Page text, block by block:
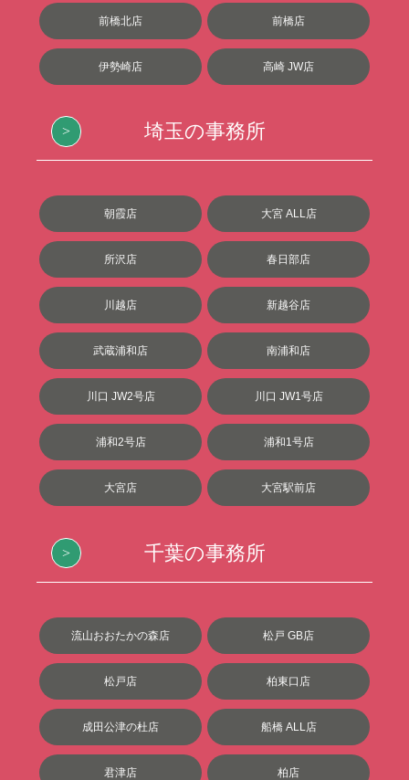
前橋北店 前橋店
伊勢崎店 高崎 JW店
埼玉の事務所
朝霞店 大宮 ALL店
所沢店 春日部店
川越店 新越谷店
武蔵浦和店 南浦和店
川口 JW2号店 川口 JW1号店
浦和2号店 浦和1号店
大宮店 大宮駅前店
千葉の事務所
流山おおたかの森店 松戸 GB店
松戸店 柏東口店
成田公津の杜店 船橋 ALL店
君津店 柏店